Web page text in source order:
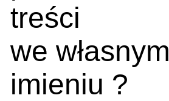
treści
we własnym
imieniu ?